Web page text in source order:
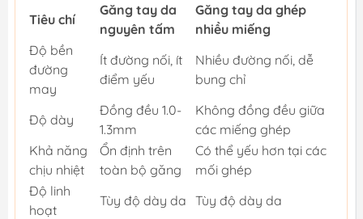
Tiêu chí
Găng tay da
nguyên tấm
Găng tay da ghép
nhiều miếng
Độ bền
đường
may
Ít đường nối, ít
điểm yếu
Nhiều đường nối, dễ
bung chỉ
Độ dày
Đồng đều 1.0-
1.3mm
Không đồng đều giữa
các miếng ghép
Khả năng
chịu nhiệt
Ổn định trên
toàn bộ găng
Có thể yếu hơn tại các
mối ghép
Độ linh
hoạt
Tùy độ dày da Tùy độ dày da